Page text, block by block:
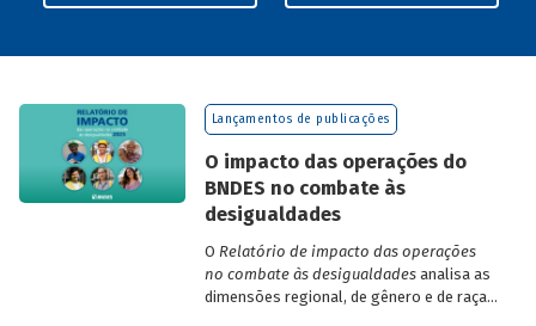
Lançamentos de publicações
O impacto das operações do
BNDES no combate às
desigualdades
O Relatório de impacto das operações
no combate às desigualdadesanalisa as
dimensões regional, de gênero e de raça,